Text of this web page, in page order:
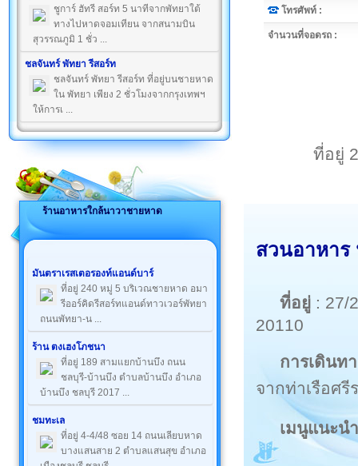
ชูการ์ ฮัทรี สอร์ท 5 นาทีจากพัทยาใต้
ทางไปหาดจอมเทียน จากสนามบิน
สุวรรณภูมิ 1 ชั่ว ...
ชลจันทร์ พัทยา รีสอร์ท
ชลจันทร์ พัทยา รีสอร์ท ที่อยู่บนชายหาด
ใน พัทยา เพียง 2 ชั่วโมงจากกรุงเทพฯ
ให้การเ ...
ร้านอาหารใกล้นาวาชายหาด
มันตราเรสเตอรองท์แอนด์บาร์
ที่อยู่ 240 หมู่ 5 บริเวณชายหาด อมา
รีออร์คิดรีสอร์ทแอนด์ทาวเวอร์พัทยา
ถนนพัทยา-น ...
ร้าน ตงเฮงโภชนา
ที่อยู่ 189 สามแยกบ้านบึง ถนน
ชลบุรี-บ้านบึง ตำบลบ้านบึง อำเภอ
บ้านบึง ชลบุรี 2017 ...
ชมทะเล
ที่อยู่ 4-4/48 ซอย 14 ถนนเลียบหาด
บางแสนสาย 2 ตำบลแสนสุข อำเภอ
โทรศัพท์ :
จำนวนที่จอดรถ :
ที่อยู่
สวนอาหาร
ที่อยู่ : 27/
20110
การเดินท
จากท่าเรือศ
เมนูแนะนำ